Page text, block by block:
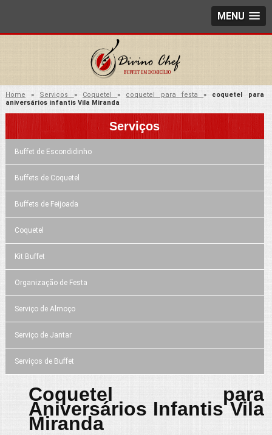
MENU
Home » Serviços » Coquetel» coquetel para festa» coquetel para
aniversários infantis Vila Miranda
Serviços
Buffet de Escondidinho
Buffets de Coquetel
Buffets de Feijoada
Coquetel
Kit Buffet
Organização de Festa
Serviço de Almoço
Serviço de Jantar
Serviços de Buffet
Coquetel para
Aniversários Infantis Vila
Miranda